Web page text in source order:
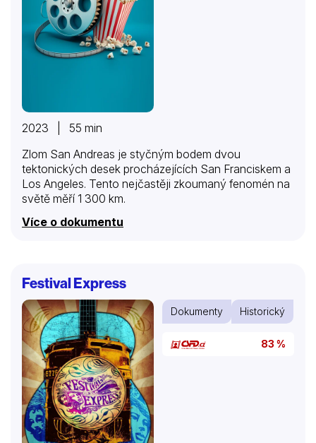
2023 | 55 min
Zlom San Andreas je styčným bodem dvou
tektonických desek procházejících San Franciskem a
Los Angeles. Tento nejčastěji zkoumaný fenomén na
světě měří 1 300 km.
Více o dokumentu
Festival Express
Dokumenty Historický
83 %